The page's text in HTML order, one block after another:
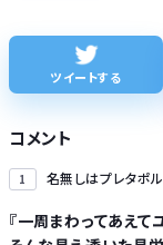
【悲報】「下げるのが筋なんで
ツイートする
コメント
1 名無しはプレタポ
『一周まわってあえて